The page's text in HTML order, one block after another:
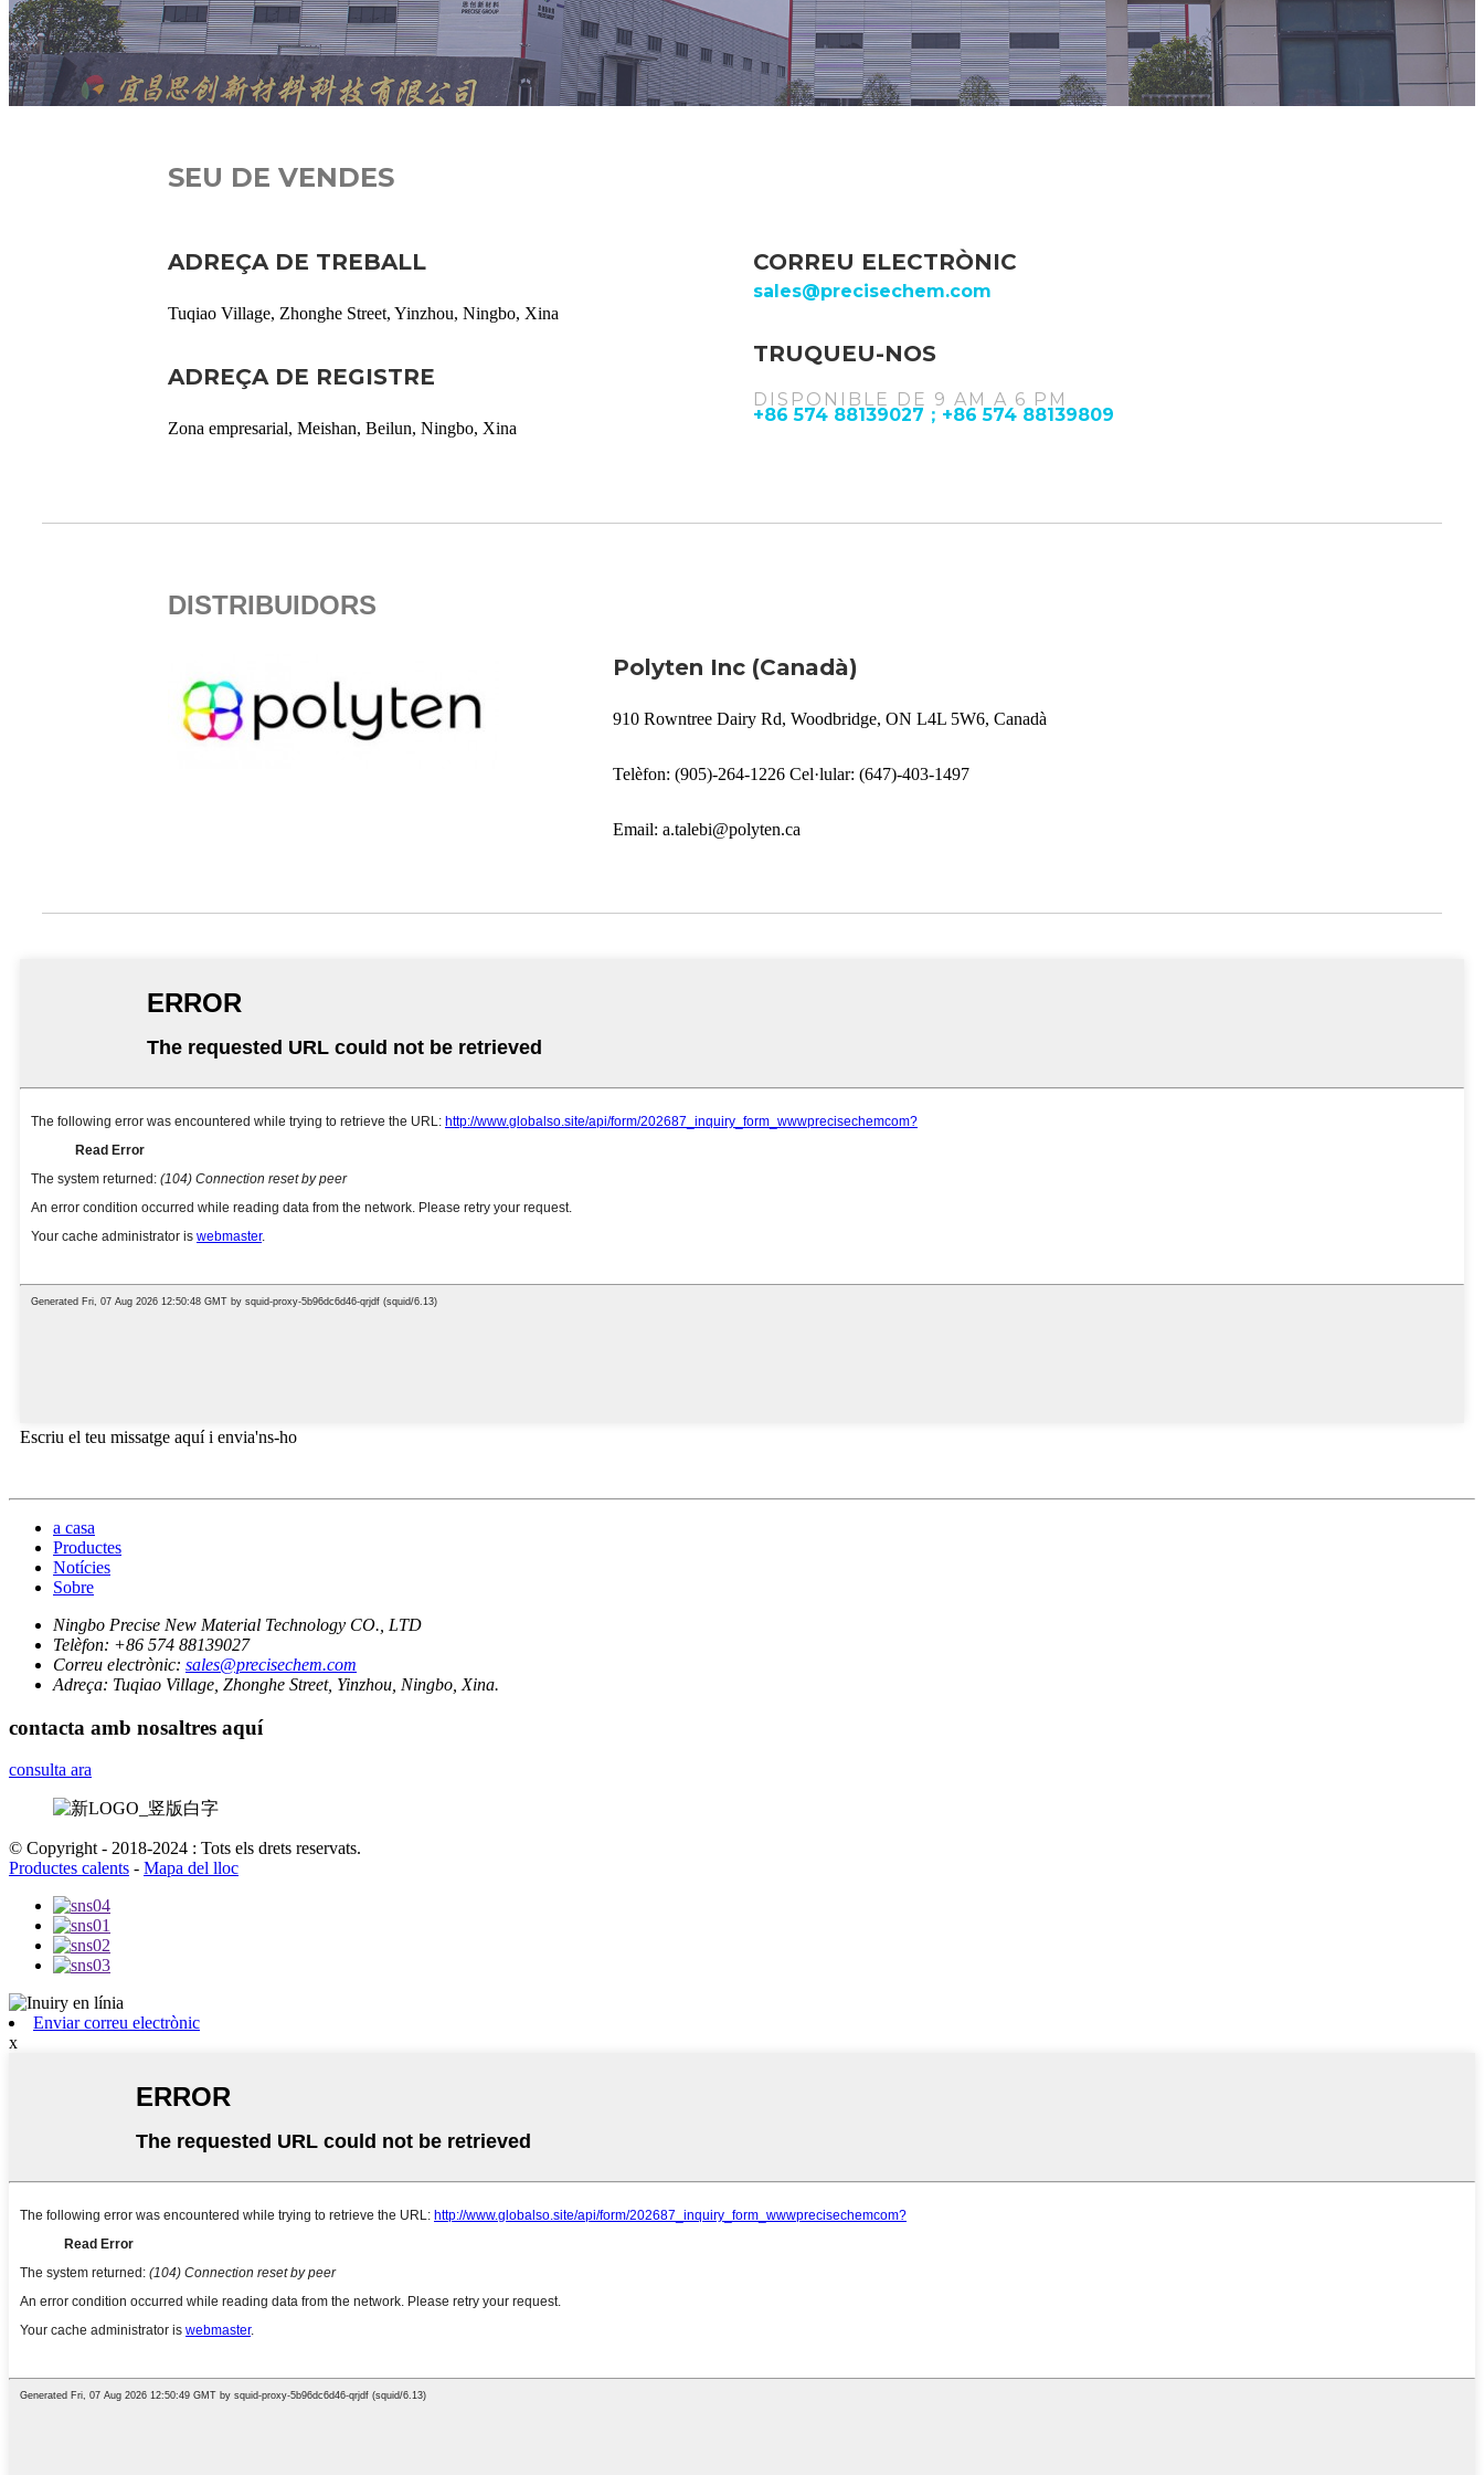
SEU DE VENDES
ADREÇA DE TREBALL
Tuqiao Village, Zhonghe Street, Yinzhou, Ningbo, Xina
ADREÇA DE REGISTRE
Zona empresarial, Meishan, Beilun, Ningbo, Xina
CORREU ELECTRÒNIC
sales@precisechem.com
TRUQUEU-NOS
DISPONIBLE DE 9 AM A 6 PM
+86 574 88139027；+86 574 88139809
DISTRIBUIDORS
Polyten Inc (Canadà)
910 Rowntree Dairy Rd, Woodbridge, ON L4L 5W6, Canadà
Telèfon: (905)-264-1226 Cel·lular: (647)-403-1497
Email: a.talebi@polyten.ca
Escriu el teu missatge aquí i envia'ns-ho
a casa
Productes
Notícies
Sobre
Ningbo Precise New Material Technology CO., LTD
Telèfon: +86 574 88139027
Correu electrònic: sales@precisechem.com
Adreça: Tuqiao Village, Zhonghe Street, Yinzhou, Ningbo, Xina.
contacta amb nosaltres aquí
consulta ara
© Copyright - 2018-2024 : Tots els drets reservats.
Productes calents - Mapa del lloc
Enviar correu electrònic
x